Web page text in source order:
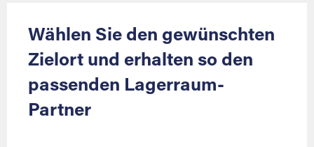
Wählen Sie den gewünschten
Zielort und erhalten so den
passenden Lagerraum-
Partner